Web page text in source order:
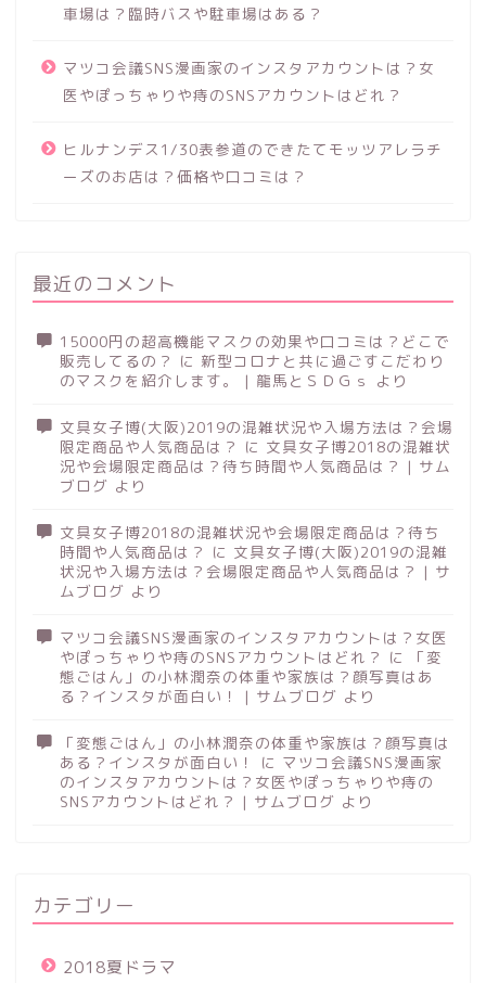
車場は？臨時バスや駐車場はある？
マツコ会議SNS漫画家のインスタアカウントは？女
医やぽっちゃりや痔のSNSアカウントはどれ？
ヒルナンデス1/30表参道のできたてモッツアレラチ
ーズのお店は？価格や口コミは？
最近のコメント
15000円の超高機能マスクの効果や口コミは？どこで
販売してるの？ に 新型コロナと共に過ごすこだわり
のマスクを紹介します。 | 龍馬とＳＤＧｓ
より
文具女子博(大阪)2019の混雑状況や入場方法は？会場
限定商品や人気商品は？ に 文具女子博2018の混雑状
況や会場限定商品は？待ち時間や人気商品は？ | サム
ブログ より
文具女子博2018の混雑状況や会場限定商品は？待ち
時間や人気商品は？ に 文具女子博(大阪)2019の混雑
状況や入場方法は？会場限定商品や人気商品は？ | サ
ムブログ より
マツコ会議SNS漫画家のインスタアカウントは？女医
やぽっちゃりや痔のSNSアカウントはどれ？ に
「変
態ごはん」の小林潤奈の体重や家族は？顔写真はあ
る？インスタが面白い！ | サムブログ より
「変態ごはん」の小林潤奈の体重や家族は？顔写真は
ある？インスタが面白い！
に マツコ会議SNS漫画家
のインスタアカウントは？女医やぽっちゃりや痔の
SNSアカウントはどれ？ | サムブログ より
カテゴリー
2018夏ドラマ